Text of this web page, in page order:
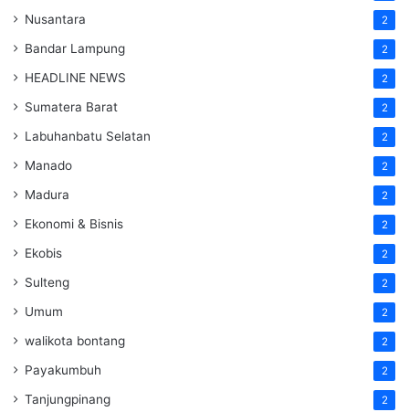
Nusantara 2
Bandar Lampung 2
HEADLINE NEWS 2
Sumatera Barat 2
Labuhanbatu Selatan 2
Manado 2
Madura 2
Ekonomi & Bisnis 2
Ekobis 2
Sulteng 2
Umum 2
walikota bontang 2
Payakumbuh 2
Tanjungpinang 2